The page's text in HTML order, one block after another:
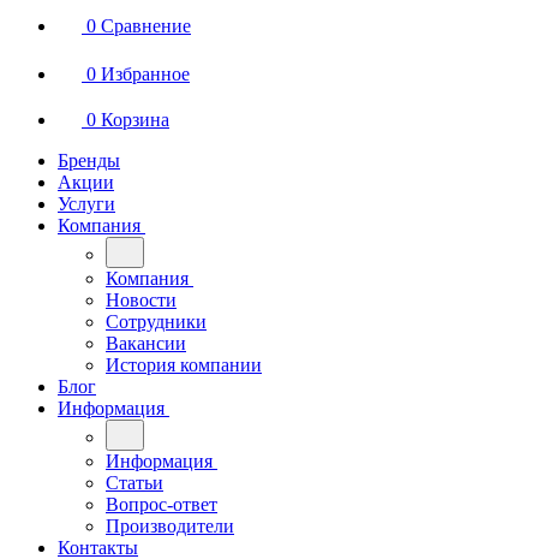
0 Сравнение
0 Избранное
0 Корзина
Бренды
Акции
Услуги
Компания
Компания
Новости
Сотрудники
Вакансии
История компании
Блог
Информация
Информация
Статьи
Вопрос-ответ
Производители
Контакты